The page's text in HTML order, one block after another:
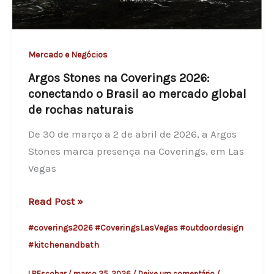
o
r
u
n
i
d
a
d
e
e
d
i
a
r
t
e
n
t
u
r
Mercado e Negócios
Argos Stones na Coverings 2026:
conectando o Brasil ao mercado global
de rochas naturais
De 30 de março a 2 de abril de 2026, a Argos
Stones marca presença na Coverings, em Las
Vegas
A
g
o
s
Read Post »
#coverings2026 #CoveringsLasVegas #outdoordesign
#kitchenandbath